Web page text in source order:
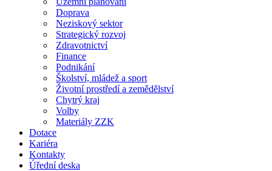
Doprava
Neziskový sektor
Strategický rozvoj
Zdravotnictví
Finance
Podnikání
Školství, mládež a sport
Životní prostředí a zemědělství
Chytrý kraj
Volby
Materiály ZZK
Dotace
Kariéra
Kontakty
Úřední deska